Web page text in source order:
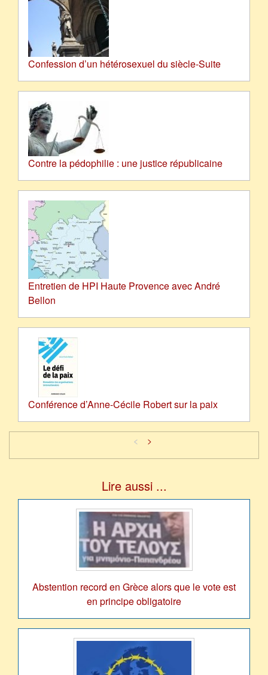
Confession d’un hétérosexuel du siècle-Suite
Contre la pédophilie : une justice républicaine
Entretien de HPI Haute Provence avec André
Bellon
Conférence d’Anne-Cécile Robert sur la paix
< >
Lire aussi ...
Abstention record en Grèce alors que le vote est
en principe obligatoire